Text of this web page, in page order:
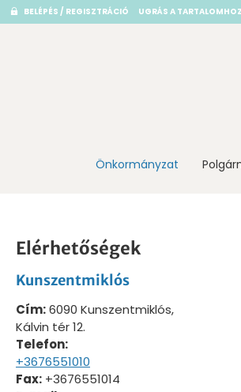
BELÉPÉS / REGISZTRÁCIÓ UGRÁS A TARTALOMHOZ
Önkormányzat
Elérhetőségek
Kunszentmiklós
Cím:6090 Kunszentmiklós,
Kálvin tér 12.
Telefon:
+3676551010
Fax: +3676551014